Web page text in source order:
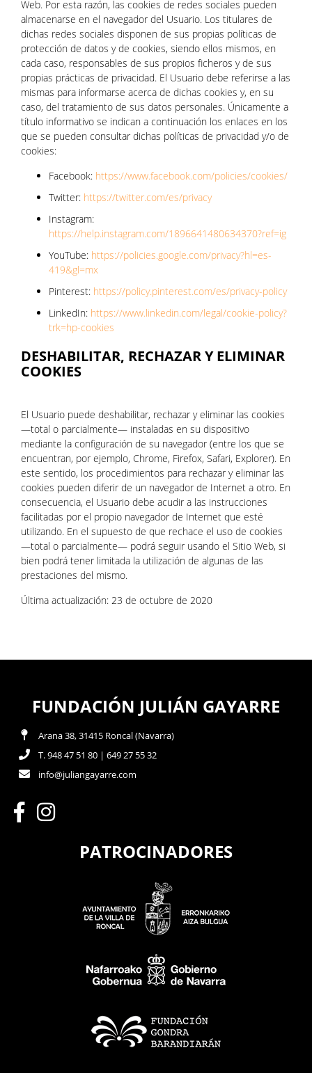
Web. Por esta razón, las cookies de redes sociales pueden
almacenarse en el navegador del Usuario. Los titulares de
dichas redes sociales disponen de sus propias políticas de
protección de datos y de cookies, siendo ellos mismos, en
cada caso, responsables de sus propios ficheros y de sus
propias prácticas de privacidad. El Usuario debe referirse a las
mismas para informarse acerca de dichas cookies y, en su
caso, del tratamiento de sus datos personales. Únicamente a
título informativo se indican a continuación los enlaces en los
que se pueden consultar dichas políticas de privacidad y/o de
cookies:
Facebook: https://www.facebook.com/policies/cookies/
Twitter: https://twitter.com/es/privacy
Instagram:
https://help.instagram.com/1896641480634370?ref=ig
YouTube: https://policies.google.com/privacy?hl=es-
419&gl=mx
Pinterest: https://policy.pinterest.com/es/privacy-policy
LinkedIn: https://www.linkedin.com/legal/cookie-policy?
trk=hp-cookies
DESHABILITAR, RECHAZAR Y ELIMINAR
COOKIES
El Usuario puede deshabilitar, rechazar y eliminar las cookies
—total o parcialmente— instaladas en su dispositivo
mediante la configuración de su navegador (entre los que se
encuentran, por ejemplo, Chrome, Firefox, Safari, Explorer). En
este sentido, los procedimientos para rechazar y eliminar las
cookies pueden diferir de un navegador de Internet a otro. En
consecuencia, el Usuario debe acudir a las instrucciones
facilitadas por el propio navegador de Internet que esté
utilizando. En el supuesto de que rechace el uso de cookies
—total o parcialmente— podrá seguir usando el Sitio Web, si
bien podrá tener limitada la utilización de algunas de las
prestaciones del mismo.
Última actualización: 23 de octubre de 2020
FUNDACIÓN JULIÁN GAYARRE
Arana 38, 31415 Roncal (Navarra)
T. 948 47 51 80 | 649 27 55 32
info@juliangayarre.com
PATROCINADORES